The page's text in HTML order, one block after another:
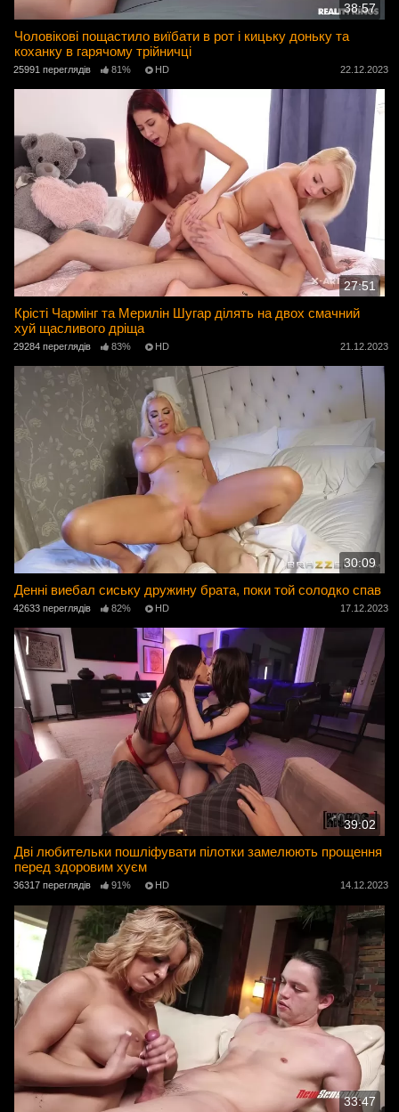
38:57
Чоловікові пощастило виїбати в рот і кицьку доньку та
коханку в гарячому трійничці
25991 переглядів 81% HD 22.12.2023
27:51
Крісті Чармінг та Мерилін Шугар ділять на двох смачний
хуй щасливого дріща
29284 переглядів 83% HD 21.12.2023
30:09
Денні виебал сиську дружину брата, поки той солодко спав
42633 переглядів 82% HD 17.12.2023
39:02
Дві любительки пошліфувати пілотки замелюють прощення
перед здоровим хуєм
36317 переглядів 91% HD 14.12.2023
33:47